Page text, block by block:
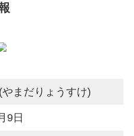
まだりょうすけ)
9日